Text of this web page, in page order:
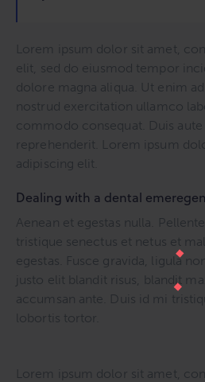
Lorem ipsum dolor sit amet,
elit, sed do eiusmod tempor
dolore magna aliqua. Ut enim
nostrud exercitation ullamco
commodo consequat. Duis
reprehenderit. Lorem ipsum
adipiscing elit.
Dealing with a dental
Aenean et egestas nulla.
tristique senectus et netus et
egestas. Fusce gravida, ligula
justo elit blandit risus, blandit
accumsan ante. Duis id mi
lobortis tortor.
Lorem ipsum dolor sit amet,